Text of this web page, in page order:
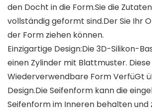
den Docht in die Form.Sie die
vollständig geformt sind.Der Sie Ihr
der Form ziehen können.
Einzigartige Design:Die 3D-Silikon-
einen Zylinder mit Blattmuster. Diese
Wiederverwendbare Form VerfüGt
Design.Die Seifenform kann die
Seifenform im Inneren behalten und